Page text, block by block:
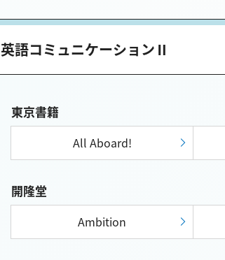
英語コミュニケーションⅡ
東京書籍
All Aboard!
開隆堂
Ambition